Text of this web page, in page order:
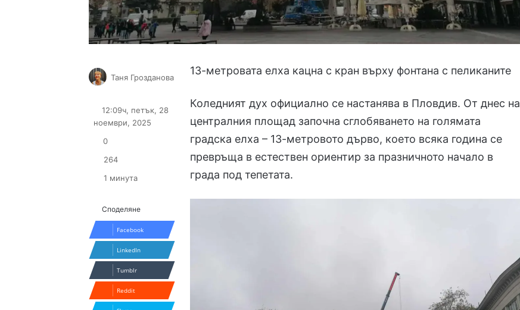
13-метровата елха кацна с кран върху фонтана с пеликаните
Коледният дух официално се настанява в Пловдив. От днес на
централния площад започна сглобяването на голямата
градска елха – 13-метровото дърво, което всяка година се
превръща в естествен ориентир за празничното начало в
града под тепетата.
Таня Грозданова
email
12:09ч, петък, 28
ноември, 2025
0
264
1 минута
Споделяне
Facebook
LinkedIn
Tumblr
Reddit